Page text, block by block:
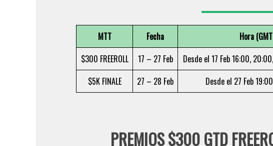
MTT Fecha Hora
$300 FREEROLL
17 – 27 Feb Desde el 17 Feb 16:00,
$5K FINALE
27 – 28 Feb Desde el 27 Feb
PREMIOS $300 GTD